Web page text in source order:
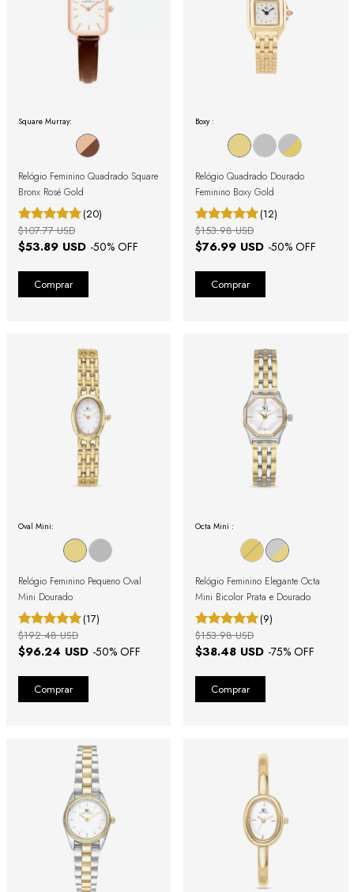
Square Murray:
Relógio Feminino Quadrado Square
Bronx Rosé Gold
(20)
$53.89 USD -50% OFF
$107.77 USD
Boxy :
Relógio Quadrado Dourado
Feminino Boxy Gold
(12)
$76.99 USD -50% OFF
$153.98 USD
Oval Mini:
Relógio Feminino Pequeno Oval
Mini Dourado
(17)
$96.24 USD -50% OFF
$192.48 USD
Octa Mini :
Relógio Feminino Elegante Octa
Mini Bicolor Prata e Dourado
(9)
$38.48 USD -75% OFF
$153.98 USD